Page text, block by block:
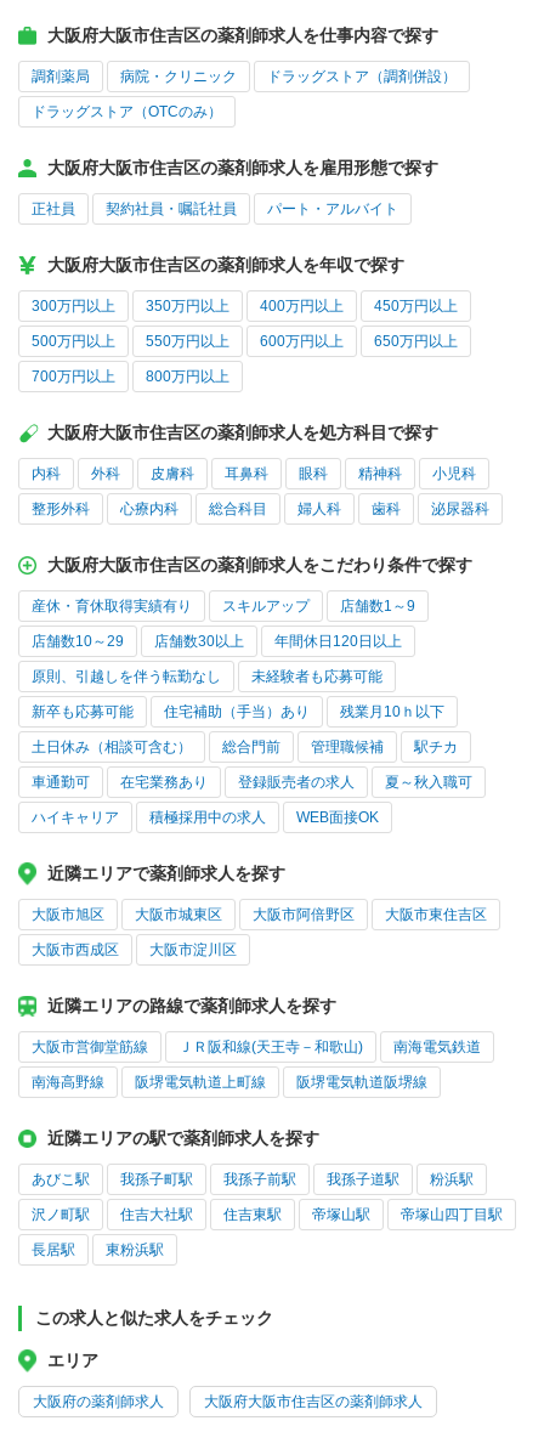
大阪府大阪市住吉区の薬剤師求人を仕事内容で探す
調剤薬局 病院・クリニック ドラッグストア（調剤併設）
ドラッグストア（OTCのみ）
大阪府大阪市住吉区の薬剤師求人を雇用形態で探す
正社員 契約社員・嘱託社員 パート・アルバイト
大阪府大阪市住吉区の薬剤師求人を年収で探す
300万円以上 350万円以上 400万円以上 450万円以上
500万円以上 550万円以上 600万円以上 650万円以上
700万円以上 800万円以上
大阪府大阪市住吉区の薬剤師求人を処方科目で探す
内科 外科 皮膚科 耳鼻科 眼科 精神科 小児科
整形外科 心療内科 総合科目 婦人科 歯科 泌尿器科
大阪府大阪市住吉区の薬剤師求人をこだわり条件で探す
産休・育休取得実績有り スキルアップ 店舗数1～9
店舗数10～29 店舗数30以上 年間休日120日以上
原則、引越しを伴う転勤なし 未経験者も応募可能
新卒も応募可能 住宅補助（手当）あり 残業月10ｈ以下
土日休み（相談可含む） 総合門前 管理職候補 駅チカ
車通勤可 在宅業務あり 登録販売者の求人 夏～秋入職可
ハイキャリア 積極採用中の求人 WEB面接OK
近隣エリアで薬剤師求人を探す
大阪市旭区 大阪市城東区 大阪市阿倍野区 大阪市東住吉区
大阪市西成区 大阪市淀川区
近隣エリアの路線で薬剤師求人を探す
大阪市営御堂筋線 ＪＲ阪和線(天王寺－和歌山) 南海電気鉄道
南海高野線 阪堺電気軌道上町線 阪堺電気軌道阪堺線
近隣エリアの駅で薬剤師求人を探す
あびこ駅 我孫子町駅 我孫子前駅 我孫子道駅 粉浜駅
沢ノ町駅 住吉大社駅 住吉東駅 帝塚山駅 帝塚山四丁目駅
長居駅 東粉浜駅
この求人と似た求人をチェック
エリア
大阪府の薬剤師求人 大阪府大阪市住吉区の薬剤師求人